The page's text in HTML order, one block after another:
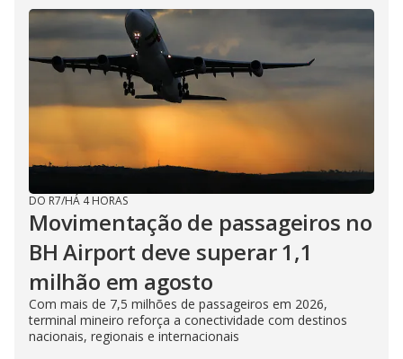
DO R7/HÁ 4 HORAS
Movimentação de passageiros no
BH Airport deve superar 1,1
milhão em agosto
Com mais de 7,5 milhões de passageiros em 2026,
terminal mineiro reforça a conectividade com destinos
nacionais, regionais e internacionais